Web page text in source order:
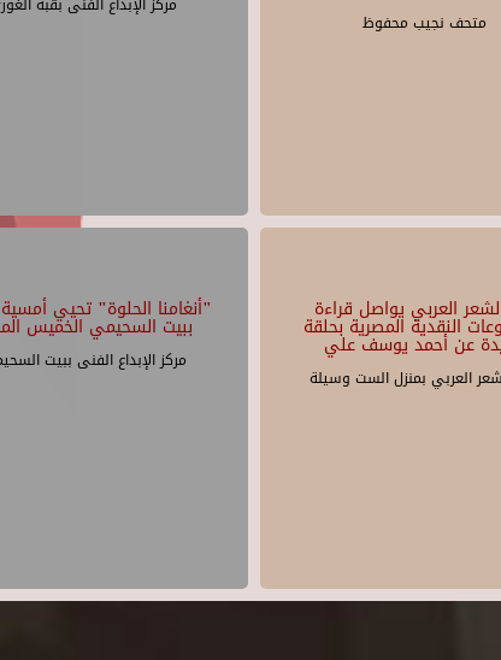
متحف نجيب محفوظ
"أنغامنا الحلوة" تحيي أمسية
ببيت السحيمي الخميس
مركز الإبداع الفنى ببيت
العربي يواصل قراءة
النقدية المصرية بحلقة
عن أحمد يوسف علي
العربي بمنزل الست وسيلة